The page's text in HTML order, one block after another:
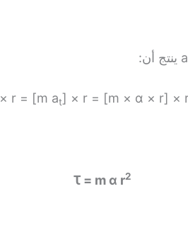
ينتج أن:
× r = [m at] × r = [m × α × r] ×
Ꚍ = m α r2